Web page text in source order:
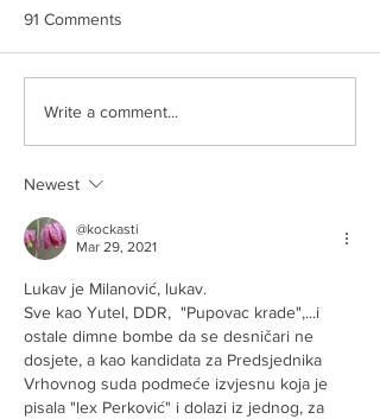
AUU BREE
91 Comments
Write a comment...
Newest
@kockasti
Mar 29, 2021
Lukav je Milanović, lukav.
Sve kao Yutel, DDR,  "Pupovac krade",...i
ostale dimne bombe da se desničari ne
dosjete, a kao kandidata za Predsjednika
Vrhovnog suda podmeće izvjesnu koja je
pisala "lex Perković" i dolazi iz jednog, za